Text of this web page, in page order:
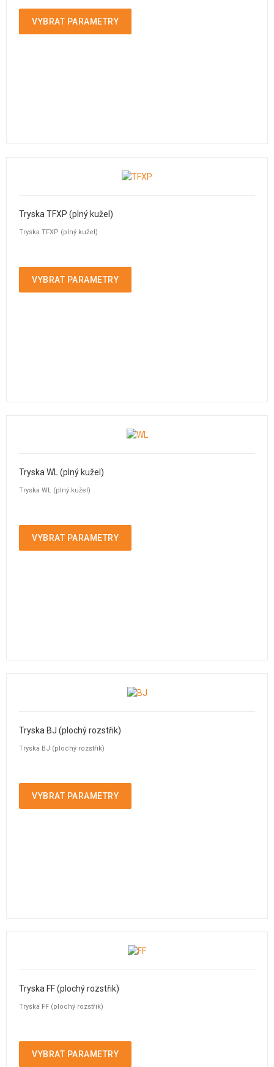
VYBRAT PARAMETRY
Tryska TFXP (plný kužel)
Tryska TFXP (plný kužel)
VYBRAT PARAMETRY
Tryska WL (plný kužel)
Tryska WL (plný kužel)
VYBRAT PARAMETRY
Tryska BJ (plochý rozstřik)
Tryska BJ (plochý rozstřik)
VYBRAT PARAMETRY
Tryska FF (plochý rozstřik)
Tryska FF (plochý rozstřik)
VYBRAT PARAMETRY